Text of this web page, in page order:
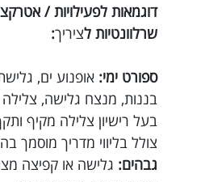
דוגמאות לפעילויות /
שרלוונטיות לציריך:
ספורט ימי: אופנוע ים,
בננות, מנצח גלישה,
בעל רישיון צלילה מקיף
צולל בליווי מדריך מוסמך
גבהים: גלישה או קפיצה